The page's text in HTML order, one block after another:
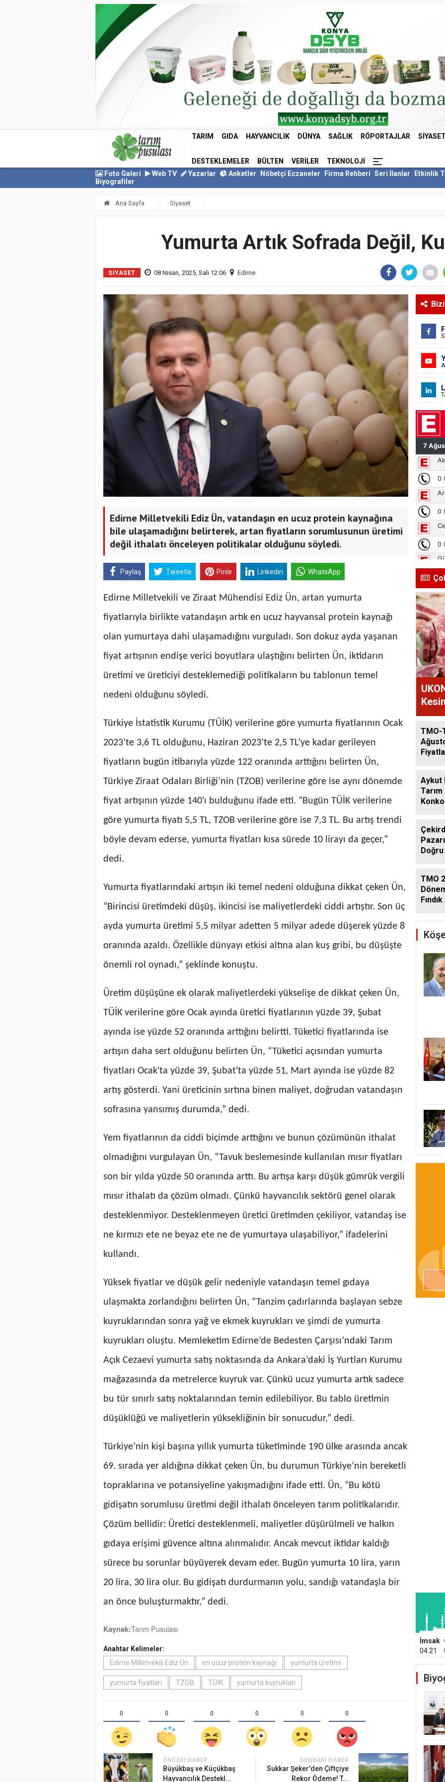
TARIM GIDA HAYVANCILIK DÜNYA SAĞLIK RÖPORTAJLAR SIYASET
DESTEKLEMELER BÜLTEN VERILER
TEKNOLOJI
Foto Galeri
Web TV Yazarlar Anketler Nöbetçi Eczaneler Firma Rehberi Seri İlanlar
Etkinlik
Biyografiler
Ana Sayfa Siyaset
Yumurta Artık Sofrada Değil,
SIYASET 08 Nisan, 2025, Salı 12:06 Edirne
Edirne Milletvekili Ediz Ün, vatandaşın en ucuz protein kaynağına
bile ulaşamadığını belirterek, artan fiyatların sorumlusunun üretimi
değil ithalatı önceleyen politikalar olduğunu söyledi.
Paylaş Tweetle Pinle Linkedin WhatsApp
Edirne Milletvekili ve Ziraat Mühendisi Ediz Ün, artan yumurta
fiyatlarıyla birlikte vatandaşın artık en ucuz hayvansal protein kaynağı
olan yumurtaya dahi ulaşamadığını vurguladı. Son dokuz ayda yaşanan
fiyat artışının endişe verici boyutlara ulaştığını belirten Ün, iktidarın
üretimi ve üreticiyi desteklemediği politikaların bu tablonun temel
nedeni olduğunu söyledi.
Türkiye İstatistik Kurumu (TÜİK) verilerine göre yumurta fiyatlarının Ocak
2023’te 3,6 TL olduğunu, Haziran 2023’te 2,5 TL’ye kadar gerileyen
fiyatların bugün itibarıyla yüzde 122 oranında arttığını belirten Ün,
Türkiye Ziraat Odaları Birliği’nin (TZOB) verilerine göre ise aynı dönemde
fiyat artışının yüzde 140'ı bulduğunu ifade etti. “Bugün TÜİK verilerine
göre yumurta fiyatı 5,5 TL, TZOB verilerine göre ise 7,3 TL. Bu artış trendi
böyle devam ederse, yumurta fiyatları kısa sürede 10 lirayı da geçer,”
dedi.
Yumurta fiyatlarındaki artışın iki temel nedeni olduğuna dikkat çeken Ün,
“Birincisi üretimdeki düşüş, ikincisi ise maliyetlerdeki ciddi artıştır. Son üç
ayda yumurta üretimi 5,5 milyar adetten 5 milyar adede düşerek yüzde 8
oranında azaldı. Özellikle dünyayı etkisi altına alan kuş gribi, bu düşüşte
önemli rol oynadı,” şeklinde konuştu.
Üretim düşüşüne ek olarak maliyetlerdeki yükselişe de dikkat çeken Ün,
TÜİK verilerine göre Ocak ayında üretici fiyatlarının yüzde 39, Şubat
ayında ise yüzde 52 oranında arttığını belirtti. Tüketici fiyatlarında ise
artışın daha sert olduğunu belirten Ün, “Tüketici açısından yumurta
fiyatları Ocak'ta yüzde 39, Şubat'ta yüzde 51, Mart ayında ise yüzde 82
artış gösterdi. Yani üreticinin sırtına binen maliyet, doğrudan vatandaşın
sofrasına yansımış durumda,” dedi.
Yem fiyatlarının da ciddi biçimde arttığını ve bunun çözümünün ithalat
olmadığını vurgulayan Ün, “Tavuk beslemesinde kullanılan mısır fiyatları
son bir yılda yüzde 50 oranında arttı. Bu artışa karşı düşük gümrük vergili
mısır ithalatı da çözüm olmadı. Çünkü hayvancılık sektörü genel olarak
desteklenmiyor. Desteklenmeyen üretici üretimden çekiliyor, vatandaş ise
ne kırmızı ete ne beyaz ete ne de yumurtaya ulaşabiliyor,” ifadelerini
kullandı.
Yüksek fiyatlar ve düşük gelir nedeniyle vatandaşın temel gıdaya
ulaşmakta zorlandığını belirten Ün, “Tanzim çadırlarında başlayan sebze
kuyruklarından sonra yağ ve ekmek kuyrukları ve şimdi de yumurta
kuyrukları oluştu. Memleketim Edirne’de Bedesten Çarşısı’ndaki Tarım
Açık Cezaevi yumurta satış noktasında da Ankara’daki İş Yurtları Kurumu
mağazasında da metrelerce kuyruk var. Çünkü ucuz yumurta artık sadece
bu tür sınırlı satış noktalarından temin edilebiliyor. Bu tablo üretimin
düşüklüğü ve maliyetlerin yüksekliğinin bir sonucudur,” dedi.
Türkiye’nin kişi başına yıllık yumurta tüketiminde 190 ülke arasında ancak
69. sırada yer aldığına dikkat çeken Ün, bu durumun Türkiye’nin bereketli
topraklarına ve potansiyeline yakışmadığını ifade etti. Ün, “Bu kötü
gidişatın sorumlusu üretimi değil ithalatı önceleyen tarım politikalarıdır.
Çözüm bellidir: Üretici desteklenmeli, maliyetler düşürülmeli ve halkın
gıdaya erişimi güvence altına alınmalıdır. Ancak mevcut iktidar kaldığı
sürece bu sorunlar büyüyerek devam eder. Bugün yumurta 10 lira, yarın
20 lira, 30 lira olur. Bu gidişatı durdurmanın yolu, sandığı vatandaşla bir
an önce buluşturmaktır,” dedi.
Kaynak:Tarım Pusulası
Anahtar Kelimeler:
Edirne Milletvekili Ediz Ün
en ucuz protein kaynağı yumurta üretimi
yumurta fiyatları TZOB TÜİK yumurta kuyrukları
0 0 0 0 0 0
ÖNCEKI HABER
Büyükbaş ve Küçükbaş
Hayvancılık Destekl...
SONRAKI HABER
Sukkar Şeker'den Çiftçiye
Rekor Ödeme! T...
TMO-
Aykut
TMO
İmsak
04:21